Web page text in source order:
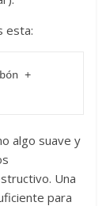
esta:
algo suave y
Una
para